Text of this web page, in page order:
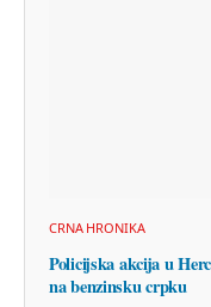
CRNA HRONIKA
Policijska akcija u
na benzinsku crpku